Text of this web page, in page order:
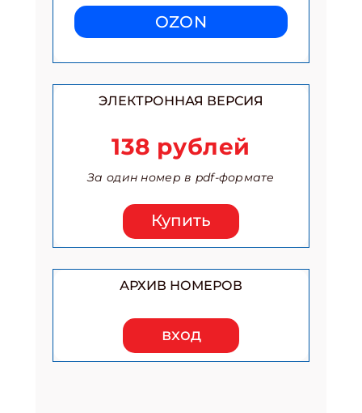
OZON
ЭЛЕКТРОННАЯ ВЕРСИЯ
138 рублей
За один номер в pdf-формате
Купить
АРХИВ НОМЕРОВ
вход